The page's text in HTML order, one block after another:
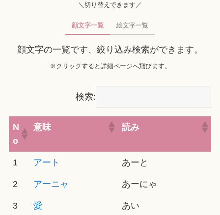
＼切り替えできます／
顔文字一覧 絵文字一覧
顔文字の一覧です、絞り込み検索ができます。
※クリックすると詳細ページへ飛びます。
検索:
N
o
意味 読み
1 アート あーと
2 アーニャ あーにゃ
3 愛 あい